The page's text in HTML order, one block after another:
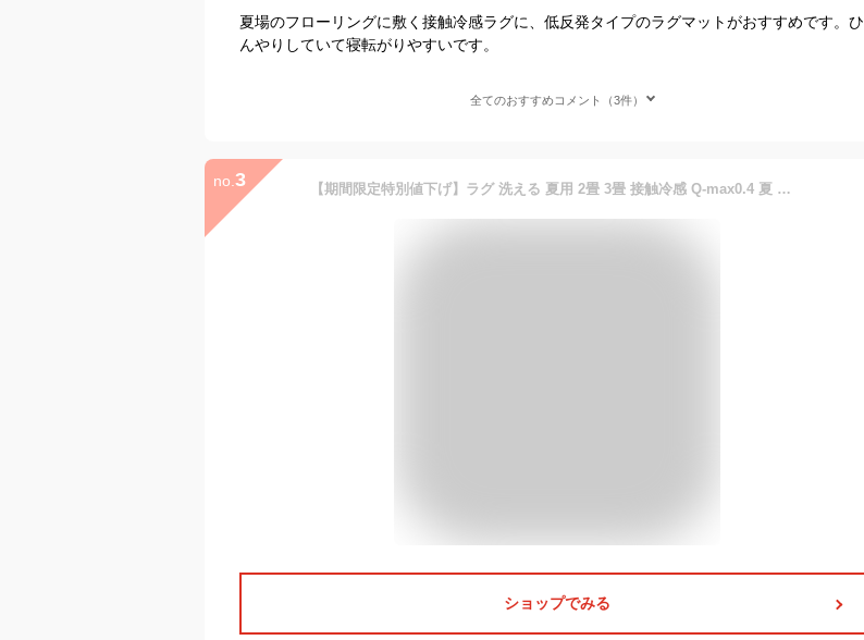
夏場のフローリングに敷く接触冷感ラグに、低反発タイプのラグマットがおすすめです。ひ
んやりしていて寝転がりやすいです。
全てのおすすめコメント（3件）
no. 3 【期間限定特別値下げ】ラグ 洗える 夏用 2畳 3畳 接触冷感 Q-max0.4 夏 ジャガード ラグマット 約180×180cm 約180×230cm 杢調 サークル柄 霜降り ひんやり カーペット リアム
ショップでみる